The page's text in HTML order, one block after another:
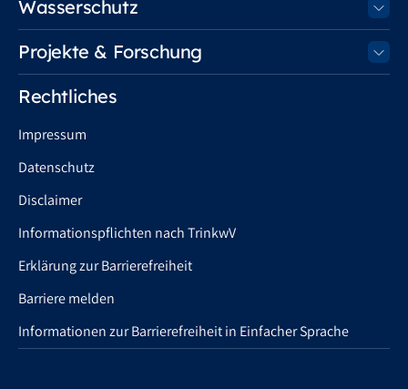
Wasserschutz
Projekte & Forschung
Rechtliches
Impressum
Datenschutz
Disclaimer
Informationspflichten nach TrinkwV
Erklärung zur Barrierefreiheit
Barriere melden
Informationen zur Barrierefreiheit in Einfacher Sprache